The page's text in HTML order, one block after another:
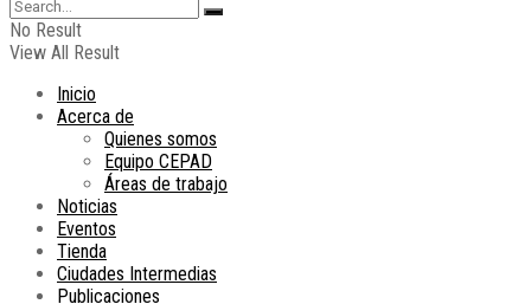
No Result
View All Result
Inicio
Acerca de
Quienes somos
Equipo CEPAD
Áreas de trabajo
Noticias
Eventos
Tienda
Ciudades Intermedias
Publicaciones